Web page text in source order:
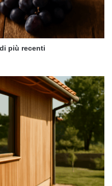
più recenti